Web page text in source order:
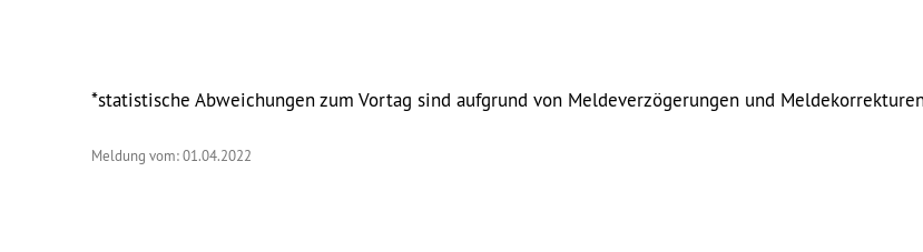
*statistische Abweichungen zum Vortag sind aufgrund von Meldeverzögerungen und
Meldung vom: 01.04.2022